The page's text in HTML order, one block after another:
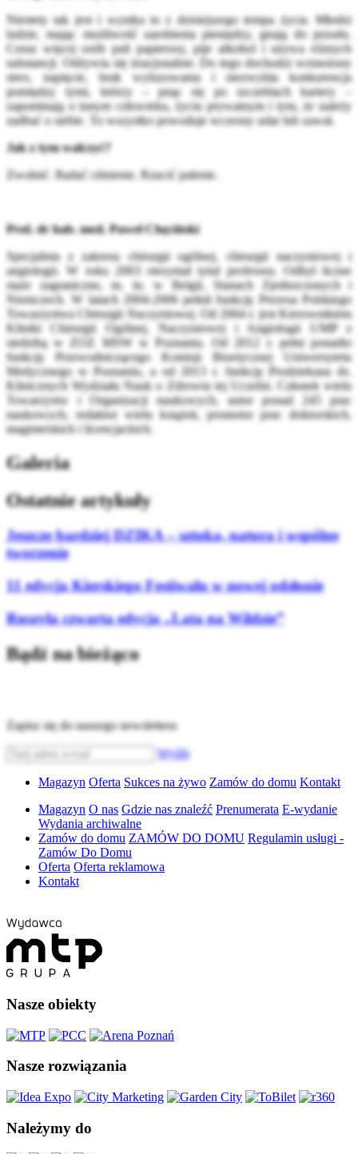
Niestety tak jest i wynika to z dzisiejszego tempa życia. Młodzi
ludzie, mając możliwość zarobienia pieniędzy, gnają do przodu.
Coraz więcej osób pali papierosy, pije alkohol i używa różnych
substancji. Odżywia się irracjonalnie. Do tego dochodzi wzmożony
stres, napięcie, brak wyluzowania i niezwykła konkurencja
pomiędzy tymi, którzy – pnąc się po szczeblach kariery –
zapominają o innym człowieku, życiu prywatnym i tym, że należy
zadbać o siebie. To wszystko powoduje wczesny udar lub zawał.
Jak z tym walczyć?
Zwolnić. Badać ciśnienie. Rzucić palenie.
Prof. dr hab. med. Paweł Chęciński
Specjalista z zakresu chirurgii ogólnej, chirurgii naczyniowej i
angiologii. W roku 2003 otrzymał tytuł profesora. Odbył liczne
staże zagraniczne, m. in. w Belgii, Stanach Zjednoczonych i
Niemczech. W latach 2004-2006 pełnił funkcję Prezesa Polskiego
Towarzystwa Chirurgii Naczyniowej. Od 2004 r. jest Kierownikiem
Kliniki Chirurgii Ogólnej, Naczyniowej i Angiologii UMP z
siedzibą w ZOZ MSW w Poznaniu. Od 2012 r. pełni ponadto
funkcję Przewodniczącego Komisji Bioetycznej Uniwersytetu
Medycznego w Poznaniu, a od 2013 r. funkcję Prodziekana ds.
Klinicznych Wydziału Nauk o Zdrowiu tej Uczelni. Członek wielu
Towarzystw i Organizacji naukowych, autor ponad 245 prac
naukowych, redaktor wielu książek, promotor prac doktorskich,
magisterskich i licencjackich.
Galeria
Ostatnie artykuły
Jeszcze bardziej DZIKA – sztuka, natura i wspólne
tworzenie
11 edycja Kierskiego Festiwalu w nowej odsłonie
Ruszyła czwarta edycja „Lata na Wildzie”
Bądź na bieżąco
Zapisz się do naszego newslettera
Wyślij
Magazyn Oferta Sukces na żywo Zamów do domu Kontakt
Magazyn O nas Gdzie nas znaleźć Prenumerata E-wydanie
Wydania archiwalne
Zamów do domu ZAMÓW DO DOMU Regulamin usługi -
Zamów Do Domu
Oferta Oferta reklamowa
Kontakt
Nasze obiekty
Nasze rozwiązania
Należymy do